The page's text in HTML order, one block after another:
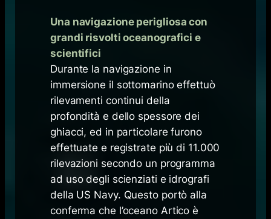
Una navigazione perigliosa con
grandi risvolti oceanografici e
scientifici
Durante la navigazione in
immersione il sottomarino effettuò
rilevamenti continui della
profondità e dello spessore dei
ghiacci, ed in particolare furono
effettuate e registrate più di 11.000
rilevazioni secondo un programma
ad uso degli scienziati e idrografi
della US Navy. Questo portò alla
conferma che l’oceano Artico è